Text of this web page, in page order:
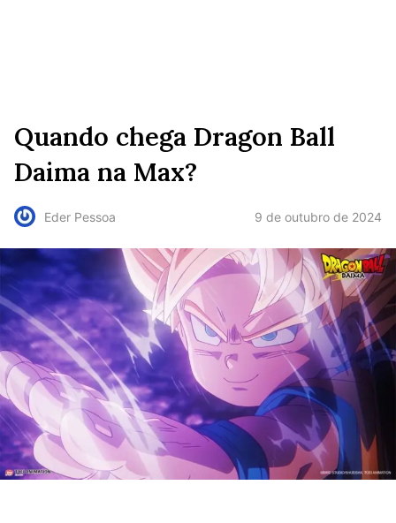
Quando chega Dragon Ball
Daima na Max?
Eder Pessoa 9 de outubro de 2024